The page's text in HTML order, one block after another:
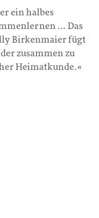
ein halbes
… Das
Birkenmaier fügt
zusammen zu
Heimatkunde.«